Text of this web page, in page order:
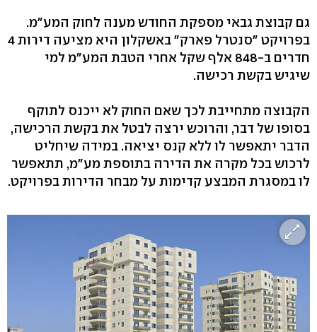
גם קבוצת גבאי מספקת החודש מענה לחוק המע"מ.
בפרויקט "סנטרל פארק" באשקלון היא מציעה דירות 4
חדרים ב-848 אלף שקל אחרי הטבת המע"מ למי
שיגיש בקשת רכישה.
הקבוצה מתחייבת לכך שאם החוק לא ייכנס לתוקף
בסופו של דבר, והרוכש ירצה לבטל את בקשת הרכישה,
הדבר יתאפשר לו ללא קנס יציאה. במידה שיחליט
לרכוש בכל מקרה את הדירה בתוספת מע"מ, תתאפשר
לו במסגרת המבצע קדימות על מבחר הדירות בפרויקט.